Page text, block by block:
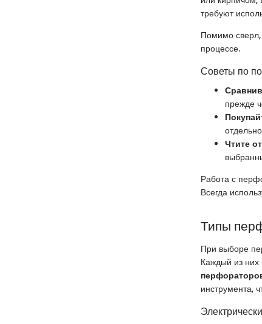
требуют
Помимо сверл,
процессе.
Советы по
прежде
Чтите
Работа с
Всегда
Типы
При выборе
Каждый из них
инструмента,